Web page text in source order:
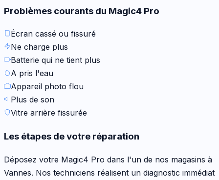
Problèmes courants du Magic4 Pro
Écran cassé ou fissuré
Ne charge plus
Batterie qui ne tient plus
A pris l'eau
Appareil photo flou
Plus de son
Vitre arrière fissurée
Les étapes de votre réparation
Déposez votre Magic4 Pro dans l'un de nos magasins à
Vannes. Nos techniciens réalisent un diagnostic immédiat